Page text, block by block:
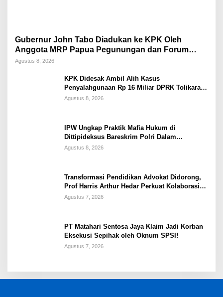
Gubernur John Tabo Diadukan ke KPK Oleh
Anggota MRP Papua Pegunungan dan Forum
Warga Papua
Agustus 8, 2026
KPK Didesak Ambil Alih Kasus
Penyalahgunaan Rp 16 Miliar DPRK Tolikara
Tahun 2017
Agustus 8, 2026
IPW Ungkap Praktik Mafia Hukum di
Dittipideksus Bareskrim Polri Dalam
Penanganan Kasus PT ARA
Agustus 8, 2026
Transformasi Pendidikan Advokat Didorong,
Prof Harris Arthur Hedar Perkuat Kolaborasi
Kampus
Agustus 7, 2026
PT Matahari Sentosa Jaya Klaim Jadi Korban
Eksekusi Sepihak oleh Oknum SPSI!
Agustus 7, 2026